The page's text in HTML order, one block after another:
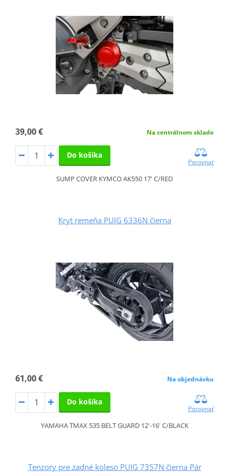
39,00 € Na centrálnom sklade
Do košíka
Porovnať
SUMP COVER KYMCO AK550 17' C/RED
Kryt remeňa PUIG 6336N čierna
61,00 € Na objednávku
Do košíka
Porovnať
YAMAHA TMAX 535 BELT GUARD 12'-16' C/BLACK
Tenzory pre zadné koleso PUIG 7357N čierna Pár